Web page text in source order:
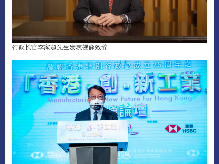
行政长官李家超先生发表视像致辞